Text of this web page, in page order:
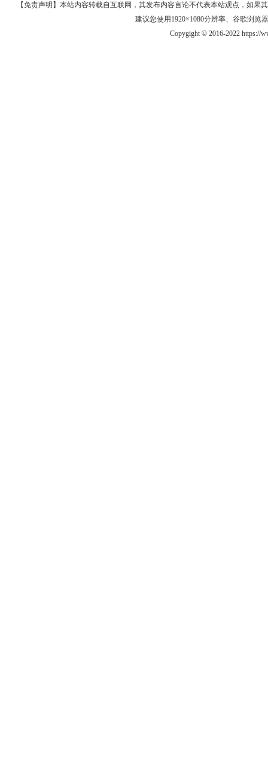
【免责声明】本站内容转载自互联网，其发布内容言论不代表本站观点，如果
建议您使用1920×1080分辨率、谷歌浏览
Copygight © 2016-2022 https://